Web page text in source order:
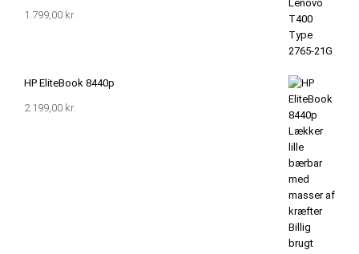
1.799,00 kr.
HP EliteBook 8440p
2.199,00 kr.